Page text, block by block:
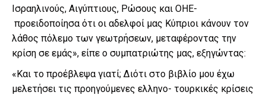
Ισραηλινούς, Αιγύπτιους, Ρώσους και ΟΗΕ-
προειδοποίησα ότι οι αδελφοί μας Κύπριοι κάνουν τον
λάθος πόλεμο των γεωτρήσεων, μεταφέροντας την
κρίση σε εμάς», είπε ο συμπατριώτης μας, εξηγώντας:
«Και το προέβλεψα γιατί; Διότι στο βιβλίο μου έχω
μελετήσει τις προηγούμενες ελληνο- τουρκικές κρίσεις